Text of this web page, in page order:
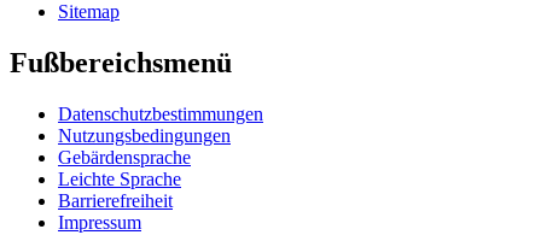
Sitemap
Fußbereichsmenü
Datenschutzbestimmungen
Nutzungsbedingungen
Gebärdensprache
Leichte Sprache
Barrierefreiheit
Impressum